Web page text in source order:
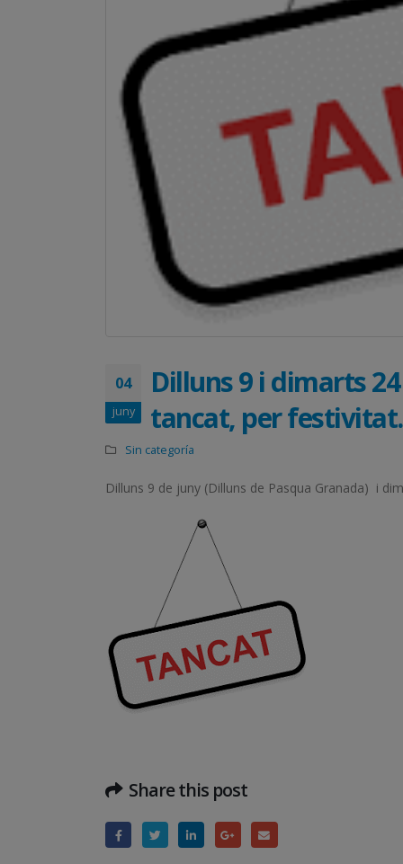
04
juny
Dilluns 9 i dimarts
tancat, per festivitat.
Sin categoría
Dilluns 9 de juny (Dilluns de Pasqua Granada) i
Share this post